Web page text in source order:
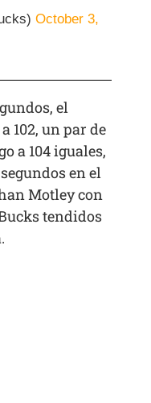
October 3,
el
102, un par de
a 104 iguales,
en el
Motley con
tendidos